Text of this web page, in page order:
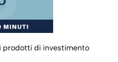
prodotti di investimento